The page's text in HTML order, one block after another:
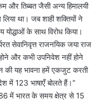
और तिब्बत जैसी अन्य हिमालयी
था। जब शाही शक्तियों ने
योद्धाओं के साथ विरोध किया।
सेवानिवृत्त राजनयिक जया राज
और कभी उपनिवेश नहीं होने
की यह भावना हमें एकजुट करती
में 123 भाषाएँ बोलते हैं।”
में भारत के समय क्षेत्र से 15